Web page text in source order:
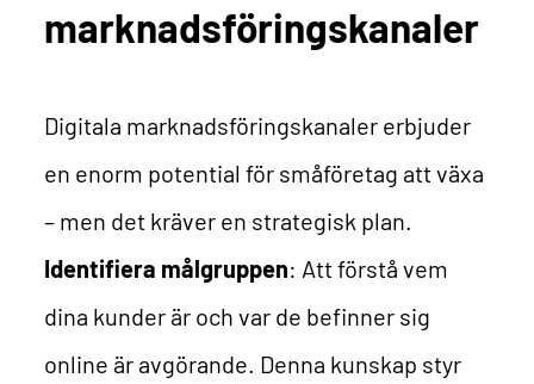
marknadsföringskanaler
Digitala marknadsföringskanaler erbjuder
en enorm potential för småföretag att växa
– men det kräver en strategisk plan.
Identifiera målgruppen: Att förstå vem
dina kunder är och var de befinner sig
online är avgörande. Denna kunskap styr